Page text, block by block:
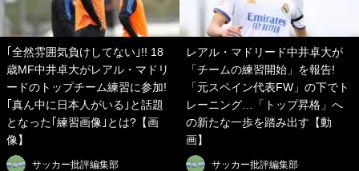
｢全然雰囲気負けしてない｣!! 18
歳MF中井卓大がレアル・マドリ
ードのトップチーム練習に参加!
｢真ん中に日本人がいる｣と話題
となった｢練習画像｣とは?【画
像】
サッカー批評編集部
レアル・マドリード中井卓大が
「チームの練習開始」を報告!
「元スペイン代表FW」の下でト
レーニング…「トップ昇格」へ
の新たな一歩を踏み出す【動
画】
サッカー批評編集部